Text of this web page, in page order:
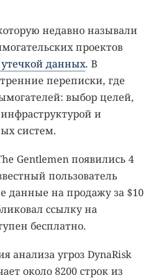
недавно называли
проектов
утечкой данных. В
переписки, где
выбор целей,
и
систем.
Gentlemen появились 4
пользователь
данные на продажу за $10
ссылку на
бесплатно.
анализа угроз DynaRisk
около 8200 строк из